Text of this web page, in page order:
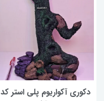
دکوری آکواریوم پلی استر کد